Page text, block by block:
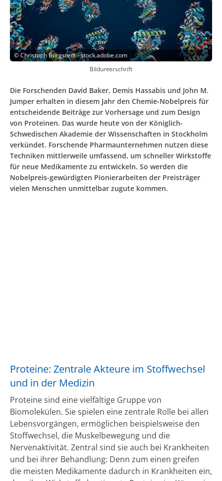
©Christoph Burgstedt - stock.adobe.com
Bildunterschrift
Die Forschenden David Baker, Demis Hassabis und John M.
Jumper erhalten in diesem Jahr den Chemie-Nobelpreis für
entscheidende Beiträge zur Vorhersage und zum Design
von Proteinen. Das wurde heute von der Königlich-
Schwedischen Akademie der Wissenschaften in Stockholm
verkündet. Forschende Pharmaunternehmen nutzen diese
Techniken mittlerweile umfassend, um schneller Wirkstoffe
für neue Medikamente zu entwickeln. So werden die
Nobelpreis-gewürdigten Pionierarbeiten der Preisträger
vielen Menschen unmittelbar zugute kommen.
Proteine: Zentrale Akteure im Stoffwechsel
und in der Medizin
Proteine sind eine vielfältige Gruppe von
Biomolekülen. Sie spielen eine zentrale Rolle bei allen
Lebensvorgängen, ermöglichen beispielsweise den
Stoffwechsel, die Muskelbewegung und die
Nervenaktivität. Zentral sind sie auch bei Krankheiten
und bei ihrer Behandlung: Denn zum einen greifen
die meisten Medikamente dadurch in Krankheiten ein,